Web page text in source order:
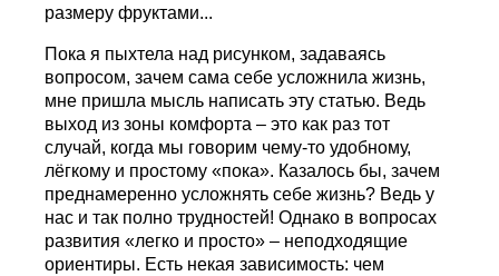
размеру фруктами...
Пока я пыхтела над рисунком, задаваясь
вопросом, зачем сама себе усложнила жизнь,
мне пришла мысль написать эту статью. Ведь
выход из зоны комфорта – это как раз тот
случай, когда мы говорим чему-то удобному,
лёгкому и простому «пока». Казалось бы, зачем
преднамеренно усложнять себе жизнь? Ведь у
нас и так полно трудностей! Однако в вопросах
развития «легко и просто» – неподходящие
ориентиры. Есть некая зависимость: чем